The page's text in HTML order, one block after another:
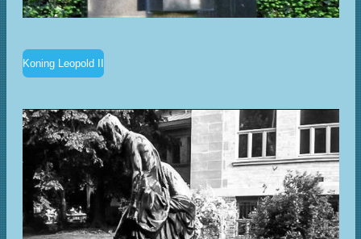
Koning Leopold II